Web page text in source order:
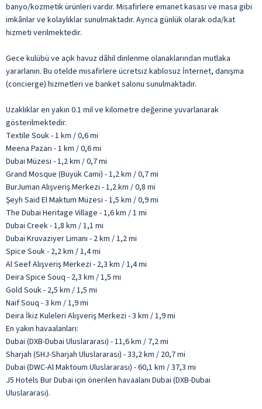
banyo/kozmetik ürünleri vardır. Misafirlere emanet kasası ve masa gibi
imkânlar ve kolaylıklar sunulmaktadır. Ayrıca günlük olarak oda/kat
hizmeti verilmektedir.
Gece kulübü ve açık havuz dâhil dinlenme olanaklarından mutlaka
yararlanın. Bu otelde misafirlere ücretsiz kablosuz İnternet, danışma
(concierge) hizmetleri ve banket salonu sunulmaktadır.
Uzaklıklar en yakın 0.1 mil ve kilometre değerine yuvarlanarak
gösterilmektedir.
Textile Souk - 1 km / 0,6 mi
Meena Pazarı - 1 km / 0,6 mi
Dubai Müzesi - 1,2 km / 0,7 mi
Grand Mosque (Büyük Cami) - 1,2 km / 0,7 mi
BurJuman Alışveriş Merkezi - 1,2 km / 0,8 mi
Şeyh Said El Maktum Müzesi - 1,5 km / 0,9 mi
The Dubai Heritage Village - 1,6 km / 1 mi
Dubai Creek - 1,8 km / 1,1 mi
Dubai Kruvaziyer Limanı - 2 km / 1,2 mi
Spice Souk - 2,2 km / 1,4 mi
Al Seef Alışveriş Merkezi - 2,3 km / 1,4 mi
Deira Spice Souq - 2,3 km / 1,5 mi
Gold Souk - 2,5 km / 1,5 mi
Naif Souq - 3 km / 1,9 mi
Deira İkiz Kuleleri Alışveriş Merkezi - 3 km / 1,9 mi
En yakın havaalanları:
Dubai (DXB-Dubai Uluslararası) - 11,6 km / 7,2 mi
Sharjah (SHJ-Sharjah Uluslararası) - 33,2 km / 20,7 mi
Dubai (DWC-Al Maktoum Uluslararası) - 60,1 km / 37,3 mi
J5 Hotels Bur Dubai için önerilen havaalanı Dubai (DXB-Dubai
Uluslararası).